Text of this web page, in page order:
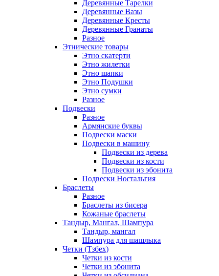
Деревянные Тарелки
Деревянные Вазы
Деревянные Кресты
Деревянные Гранаты
Разное
Этнические товары
Этно скатерти
Этно жилетки
Этно шапки
Этно Подушки
Этно сумки
Разное
Подвески
Разное
Армянские буквы
Подвески маски
Подвески в машину
Подвески из дерева
Подвески из кости
Подвески из эбонита
Подвески Ностальгия
Браслеты
Разное
Браслеты из бисера
Кожаные браслеты
Тандыр, Мангал, Шампура
Тандыр, мангал
Шампура для шашлыка
Четки (Тзбех)
Четки из кости
Четки из эбонита